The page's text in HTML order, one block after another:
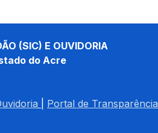
(SIC) E OUVIDORIA
do Acre
Portal de Transparência